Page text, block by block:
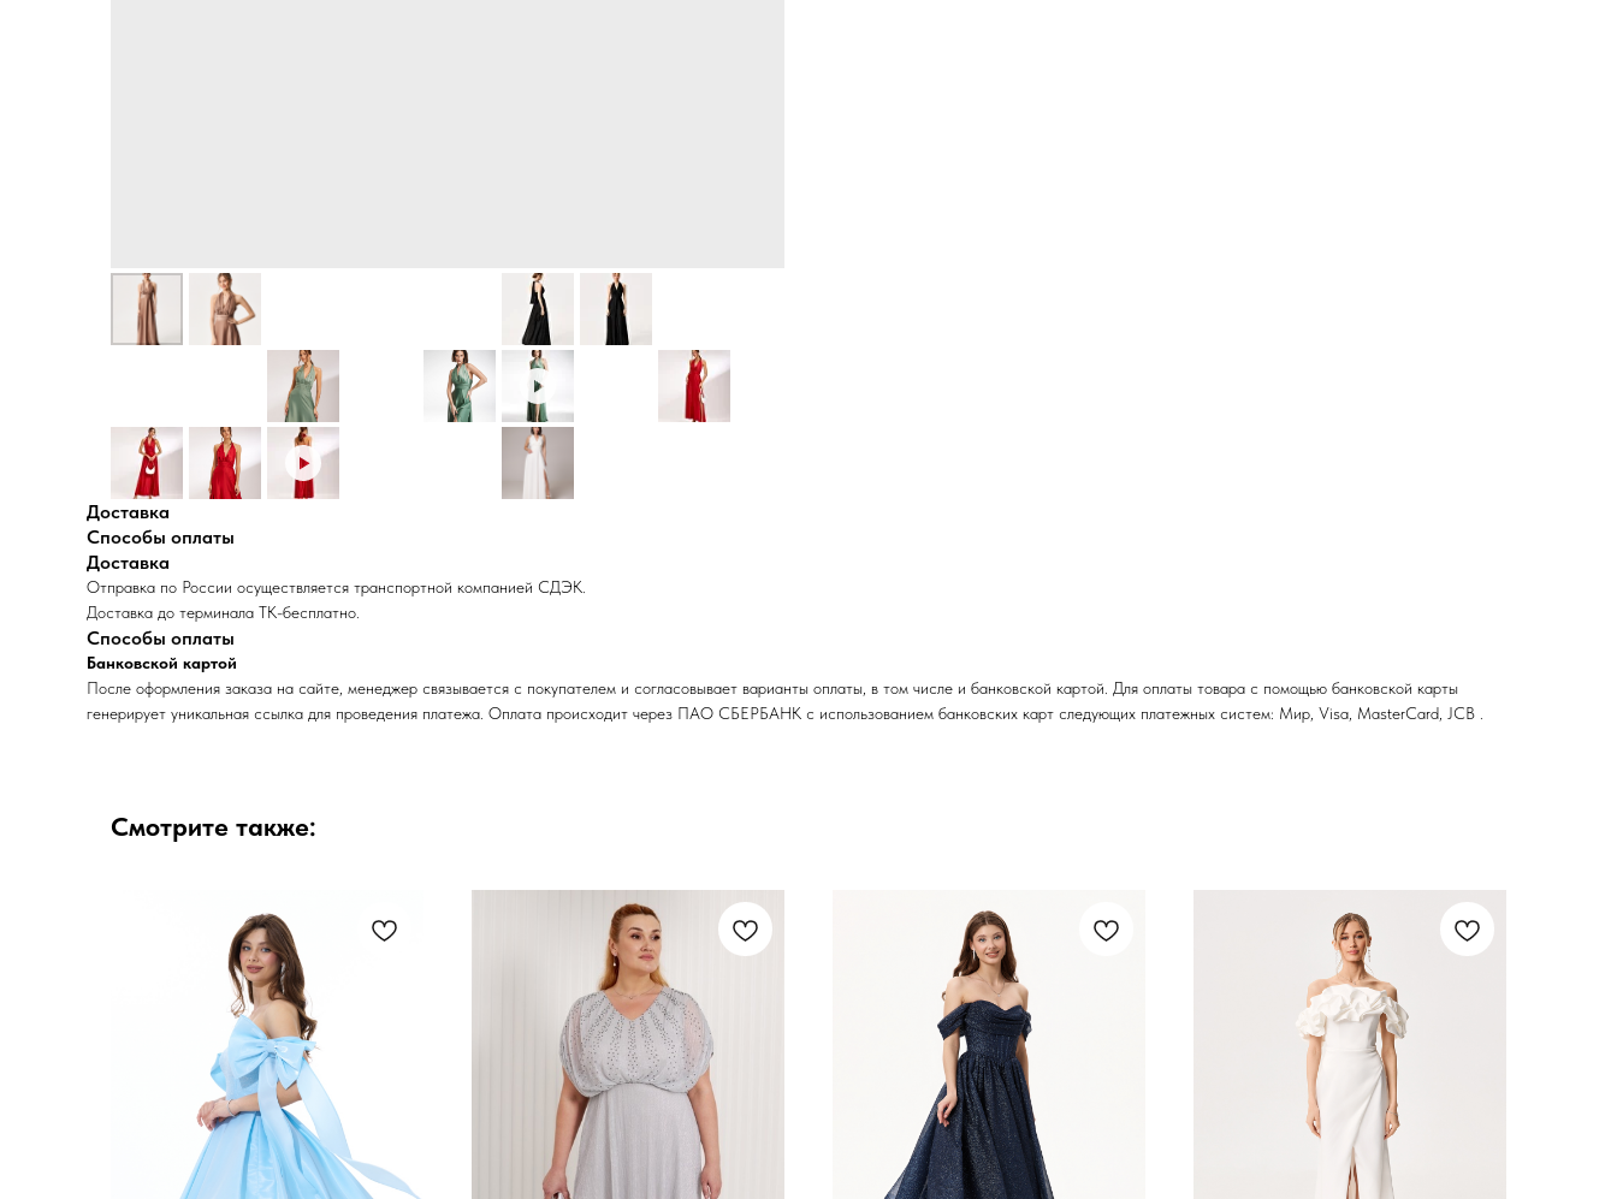
Доставка
Способы оплаты
Доставка
Отправка по России осуществляется транспортной компанией СДЭК.
Доставка до терминала ТК-бесплатно.
Способы оплаты
Банковской картой
После оформления заказа на сайте, менеджер связывается с покупателем и согласовывает варианты оплаты, в том числе и банковской картой. Для оплаты товара с помощью банковской карты
генерирует уникальная ссылка для проведения платежа. Оплата происходит через ПАО СБЕРБАНК с использованием банковских карт следующих платежных систем: Мир, Visa, MasterCard, JCB .
Смотрите также: